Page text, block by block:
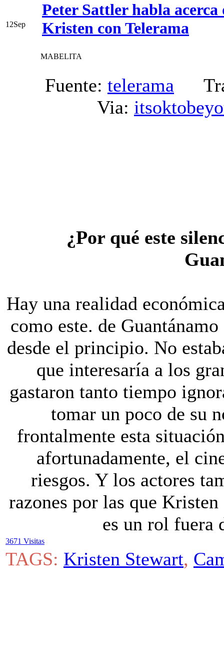
12Sep
Peter Sattler habla
Kristen con Telerama
MABELITA
Fuente: telerama
Via:
¿Por qué este
Hay una realidad
como este. de
desde el principio. No
que interesaría a los
gastaron tanto tiempo
tomar un poco de su
frontalmente esta
afortunadamente, el
riesgos. Y los actores
razones por las que
es un rol fuera
3671 Visitas
TAGS: Kristen Stewart,